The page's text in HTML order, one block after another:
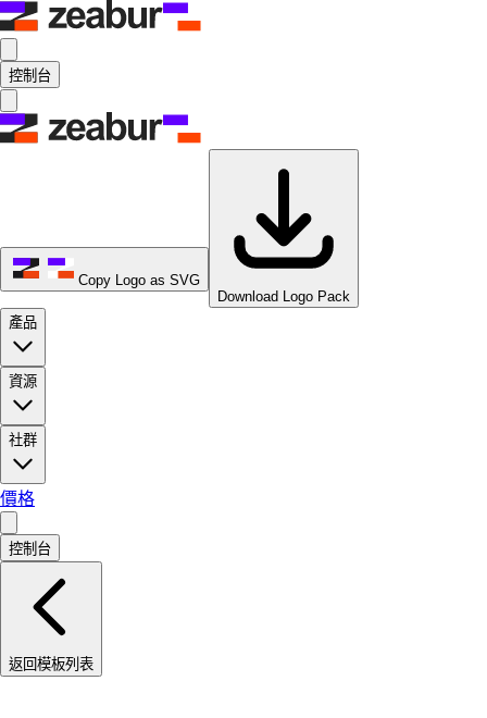
控制台
Copy Logo as SVG
Download Logo Pack
產品
資源
社群
價格
控制台
返回模板列表